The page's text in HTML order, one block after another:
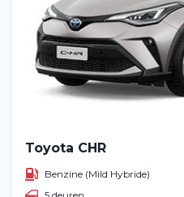
Toyota CHR
Benzine (Mild Hybride)